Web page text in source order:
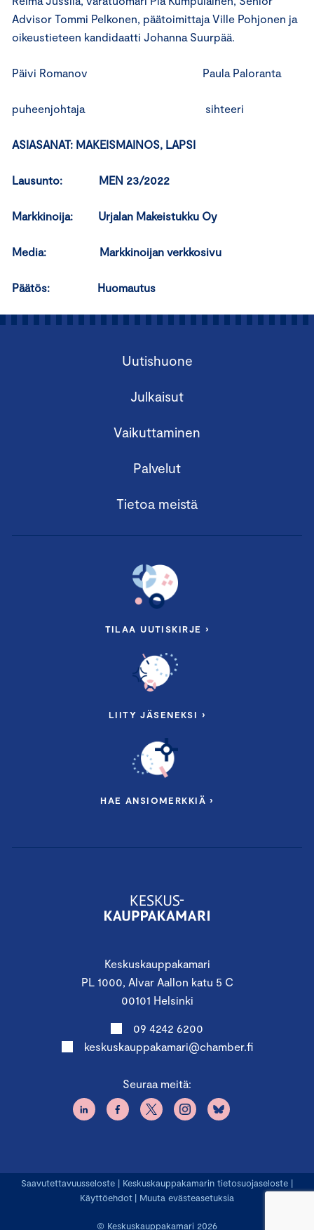
Advisor Tommi Pelkonen, päätoimittaja Ville Pohjonen ja
oikeustieteen kandidaatti Johanna Suurpää.
Päivi Romanov Paula Paloranta
puheenjohtaja sihteeri
ASIASANAT: MAKEISMAINOS, LAPSI
Lausunto: MEN 23/2022
Markkinoija: Urjalan Makeistukku Oy
Media: Markkinoijan verkkosivu
Päätös: Huomautus
Keskuskauppakamari
PL 1000, Alvar Aallon katu 5 C
00101 Helsinki
09 4242 6200
keskuskauppakamari@chamber.fi
Seuraa meitä:
Uutishuone
Julkaisut
Vaikuttaminen
Palvelut
Tietoa meistä
TILAA UUTISKIRJE ›
LIITY JÄSENEKSI ›
HAE ANSIOMERKKIÄ ›
© Keskuskauppakamari 2026
Saavutettavuusseloste | Keskuskauppakamarin tietosuojaseloste |
Käyttöehdot | Muuta evästeasetuksia